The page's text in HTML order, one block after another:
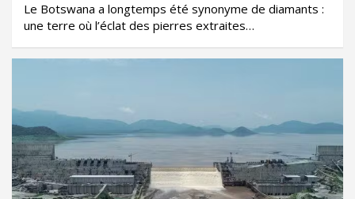
Le Botswana a longtemps été synonyme de diamants :
une terre où l’éclat des pierres extraites…